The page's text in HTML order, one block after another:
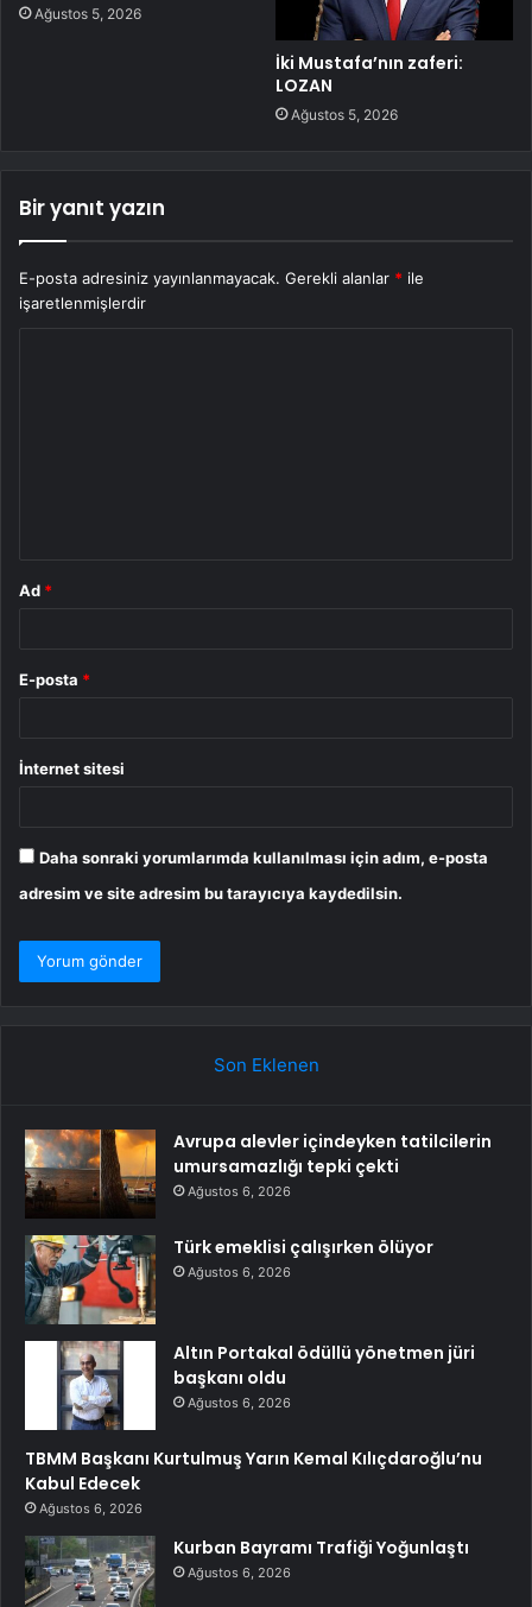
Ağustos 5, 2026
İki Mustafa’nın zaferi:
LOZAN
Ağustos 5, 2026
Bir yanıt yazın
E-posta adresiniz yayınlanmayacak. Gerekli alanlar * ile
işaretlenmişlerdir
Ad *
E-posta *
İnternet sitesi
Daha sonraki yorumlarımda kullanılması için adım, e-posta
adresim ve site adresim bu tarayıcıya kaydedilsin.
Son Eklenen
Avrupa alevler içindeyken tatilcilerin
umursamazlığı tepki çekti
Ağustos 6, 2026
Türk emeklisi çalışırken ölüyor
Ağustos 6, 2026
Altın Portakal ödüllü yönetmen jüri
başkanı oldu
Ağustos 6, 2026
TBMM Başkanı Kurtulmuş Yarın Kemal Kılıçdaroğlu’nu
Kabul Edecek
Ağustos 6, 2026
Kurban Bayramı Trafiği Yoğunlaştı
Ağustos 6, 2026